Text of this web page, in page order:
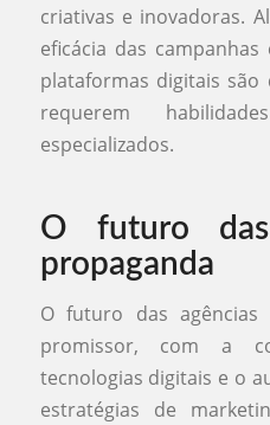
criativas e inovadoras.
eficácia das
plataformas digitais são
requerem
especializados.
O futuro
propaganda
O futuro das agências
promissor, com a
tecnologias digitais e o
estratégias de